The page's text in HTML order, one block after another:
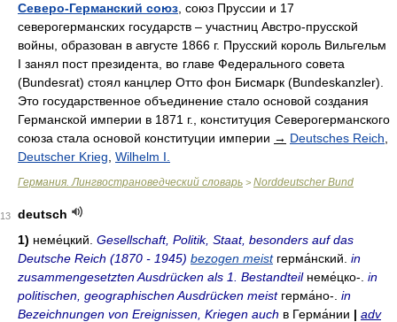
Северо-Германский союз , союз Пруссии и 17
северогерманских государств – участниц Австро-прусской
войны, образован в августе 1866 г. Прусский король Вильгельм
I занял пост президента, во главе Федерального совета
(Bundesrat) стоял канцлер Отто фон Бисмарк (Bundeskanzler).
Это государственное объединение стало основой создания
Германской империи в 1871 г., конституция Северогерманского
союза стала основой конституции империи → Deutsches Reich
Deutscher Krieg Wilhelm I.
Германия. Лингвострановедческий словарь > Norddeutscher Bund
13
deutsch
1) неме́цкий Gesellschaft, Politik, Staat, besonders auf das
Deutsche Reich (1870 - 1945) bezogen meist герма́нский in
zusammengesetzten Ausdrücken als 1. Bestandteil неме́цко-. in
politischen, geographischen Ausdrücken meist герма́но-. in
Bezeichnungen von Ereignissen, Kriegen auch в Герма́нии | adv